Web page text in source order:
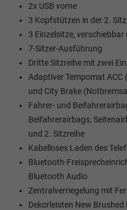
2x USB vorne
3 Kopfstützen in der 2.
3 Einzelsitze,
7-Sitzer-Ausführung
Dritte Sitzreihe mit zwei
Adaptiver Tempomat
und City Brake
Fahrer- und
Beifahrerairbags,
und 2. Sitzreihe
Kabelloses Laden des
Bluetooth-
Bluetooth Audio
Zentralverriegelung mit
Dekorleisten New